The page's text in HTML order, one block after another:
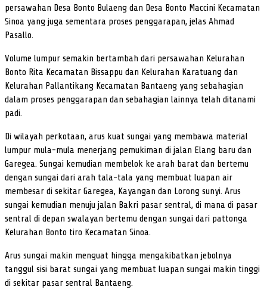
persawahan Desa Bonto Bulaeng dan Desa Bonto Maccini Kecamatan
Sinoa yang juga sementara proses penggarapan, jelas Ahmad
Pasallo.
Volume lumpur semakin bertambah dari persawahan Kelurahan
Bonto Rita Kecamatan Bissappu dan Kelurahan Karatuang dan
Kelurahan Pallantikang Kecamatan Bantaeng yang sebahagian
dalam proses penggarapan dan sebahagian lainnya telah ditanami
padi.
Di wilayah perkotaan, arus kuat sungai yang membawa material
lumpur mula-mula menerjang pemukiman di jalan Elang baru dan
Garegea. Sungai kemudian membelok ke arah barat dan bertemu
dengan sungai dari arah tala-tala yang membuat luapan air
membesar di sekitar Garegea, Kayangan dan Lorong sunyi. Arus
sungai kemudian menuju jalan Bakri pasar sentral, di mana di pasar
sentral di depan swalayan bertemu dengan sungai dari pattonga
Kelurahan Bonto tiro Kecamatan Sinoa.
Arus sungai makin menguat hingga mengakibatkan jebolnya
tanggul sisi barat sungai yang membuat luapan sungai makin tinggi
di sekitar pasar sentral Bantaeng.